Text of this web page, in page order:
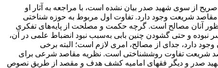
از سوی شهید صدر بیان نشده است، با مراجعه به ‌‌آثار‌ او
مقاصد شریعت وجود دارد‌‌‌‌‌‌‌‌. تفاوت اول مربوط‌ به حوزه شناختی
آنان مصالح است‌‌‌‌‌‌‌‌. گرچه حکمت و مصلحت از پایه‌های تفکری
و حتی گشودن چنین بابی به‌سبب نبود انضباط علمی در آن،
دارد، جدای از مصالح، امری لازم است؛ البته برخی
شریعت تفاوت روششناختی است‌‌‌‌‌‌‌‌. نظریه مقاصد شرعی برای
صدر و دیگر فقهای امامیه کشف هدف و مقصد از طریق نصوص